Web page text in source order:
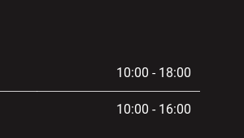
10:00 - 18:00
10:00 - 16:00